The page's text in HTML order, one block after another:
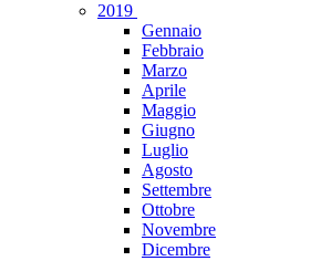
2019
Gennaio
Febbraio
Marzo
Aprile
Maggio
Giugno
Luglio
Agosto
Settembre
Ottobre
Novembre
Dicembre